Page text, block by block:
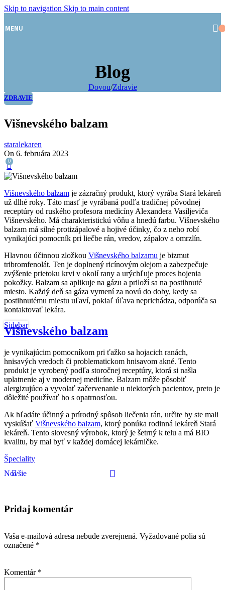
Skip to navigation Skip to main content
MENU
Blog
Dovou/Zdravie
ZDRAVIE
Višnevského balzam
staralekaren
On 6. februára 2023
0
Višnevského balzam je zázračný produkt, ktorý vyrába Stará lekáreň
už dlhé roky. Táto masť je vyrábaná podľa tradičnej pôvodnej
receptúry od ruského profesora medicíny Alexandera Vasiljeviča
Višnevského. Má charakteristickú vôňu a hnedú farbu. Višnevského
balzam má silné protizápalové a hojivé účinky, čo z neho robí
vynikajúci pomocník pri liečbe rán, vredov, zápalov a omrzlín.
Hlavnou účinnou zložkou Višnevského balzamu je bizmut
tribromfenolát. Ten je doplnený ricínovým olejom a zabezpečuje
zvýšenie prietoku krvi v okolí rany a urýchľuje proces hojenia
pokožky. Balzam sa aplikuje na gázu a priloží sa na postihnuté
miesto. Každý deň sa gáza vymení za novú do doby, kedy sa
postihnutému miestu uľaví, pokiaľ úľava neprichádza, odporúča sa
kontaktovať lekára.
Višnevského balzam
je vynikajúcim pomocníkom pri ťažko sa hojacich ranách,
hnisavých vredoch či problematickom hnisavom akné. Tento
produkt je vyrobený podľa storočnej receptúry, ktorá si našla
uplatnenie aj v modernej medicíne. Balzam môže pôsobiť
alergizujúco a vyvolať začervenanie u niektorých pacientov, preto je
dôležité používať ho s opatrnosťou.
Ak hľadáte účinný a prírodný spôsob liečenia rán, určite by ste mali
vyskúšať Višnevského balzam, ktorý ponúka rodinná lekáreň Stará
lekáreň. Tento slovesný výrobok, ktorý je šetrný k telu a má BIO
kvalitu, by mal byť v každej domácej lekárničke.
Špeciality
Novšie
Pridaj komentár
Vaša e-mailová adresa nebude zverejnená. Vyžadované polia sú
označené *
Komentár *
Sidebar